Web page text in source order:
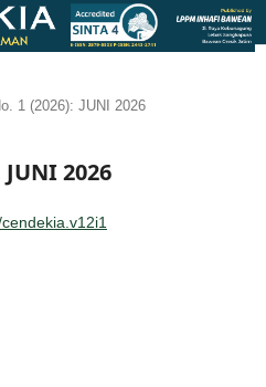
1 (2026): JUNI 2026
2026